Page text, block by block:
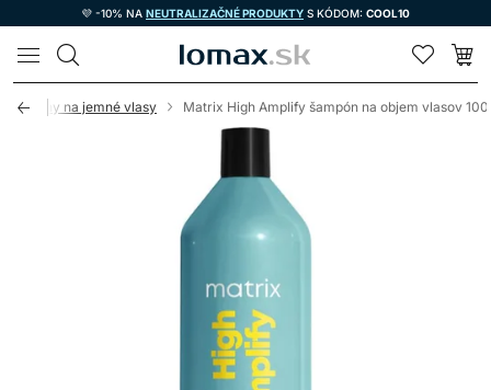
💜 -10% NA NEUTRALIZAČNÉ PRODUKTY S KÓDOM: COOL10
LOMAX
Šampóny na jemné vlasy Matrix High Amplify šampón na objem vlasov